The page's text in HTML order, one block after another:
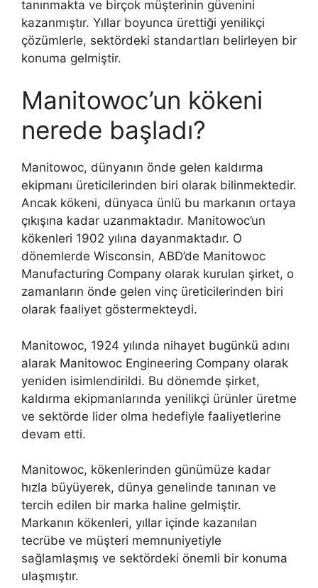
tanınmakta ve birçok müşterinin güvenini
kazanmıştır. Yıllar boyunca ürettiği yenilikçi
çözümlerle, sektördeki standartları belirleyen bir
konuma gelmiştir.
Manitowoc’un kökeni
nerede başladı?
Manitowoc, dünyanın önde gelen kaldırma
ekipmanı üreticilerinden biri olarak bilinmektedir.
Ancak kökeni, dünyaca ünlü bu markanın ortaya
çıkışına kadar uzanmaktadır. Manitowoc’un
kökenleri 1902 yılına dayanmaktadır. O
dönemlerde Wisconsin, ABD’de Manitowoc
Manufacturing Company olarak kurulan şirket, o
zamanların önde gelen vinç üreticilerinden biri
olarak faaliyet göstermekteydi.
Manitowoc, 1924 yılında nihayet bugünkü adını
alarak Manitowoc Engineering Company olarak
yeniden isimlendirildi. Bu dönemde şirket,
kaldırma ekipmanlarında yenilikçi ürünler üretme
ve sektörde lider olma hedefiyle faaliyetlerine
devam etti.
Manitowoc, kökenlerinden günümüze kadar
hızla büyüyerek, dünya genelinde tanınan ve
tercih edilen bir marka haline gelmiştir.
Markanın kökenleri, yıllar içinde kazanılan
tecrübe ve müşteri memnuniyetiyle
sağlamlaşmış ve sektördeki önemli bir konuma
ulaşmıştır.